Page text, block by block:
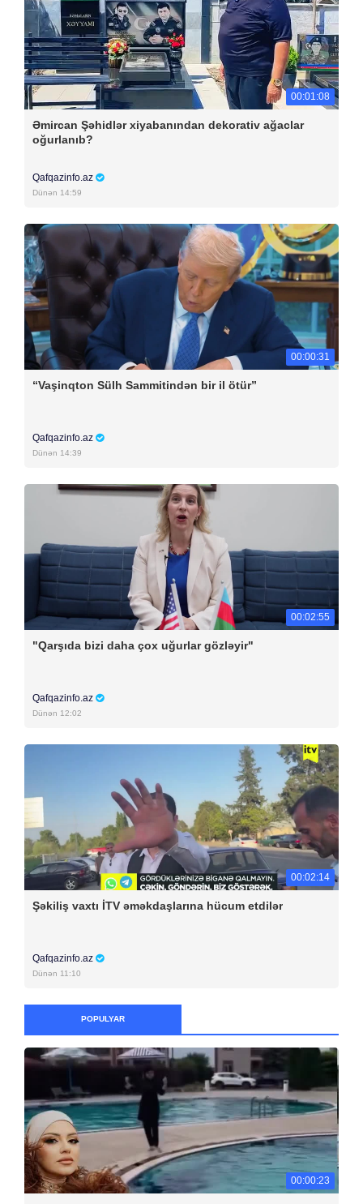
00:01:08
Əmircan Şəhidlər xiyabanından dekorativ ağaclar
oğurlanıb?
Qafqazinfo.az
Dünən 14:59
00:00:31
“Vaşinqton Sülh Sammitindən bir il ötür”
Qafqazinfo.az
Dünən 14:39
00:02:55
"Qarşıda bizi daha çox uğurlar gözləyir"
Qafqazinfo.az
Dünən 12:02
00:02:14
Şəkiliş vaxtı İTV əməkdaşlarına hücum etdilər
Qafqazinfo.az
Dünən 11:10
POPULYAR
00:00:23